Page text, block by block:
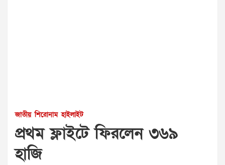
জাতীয় শিরোনাম হাইলাইট
প্রথম ফ্লাইটে ফিরলেন ৩৬৯
হাজি